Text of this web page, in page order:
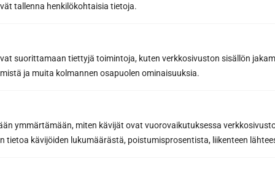
tallenna henkilökohtaisia tietoja.
suorittamaan tiettyjä toimintoja, kuten verkkosivuston sisällön
ja muita kolmannen osapuolen ominaisuuksia.
ymmärtämään, miten kävijät ovat vuorovaikutuksessa
tietoa kävijöiden lukumäärästä, poistumisprosentista, liikenteen
Puhelin